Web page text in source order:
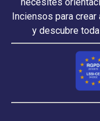
Inciensos para crear
y descubre